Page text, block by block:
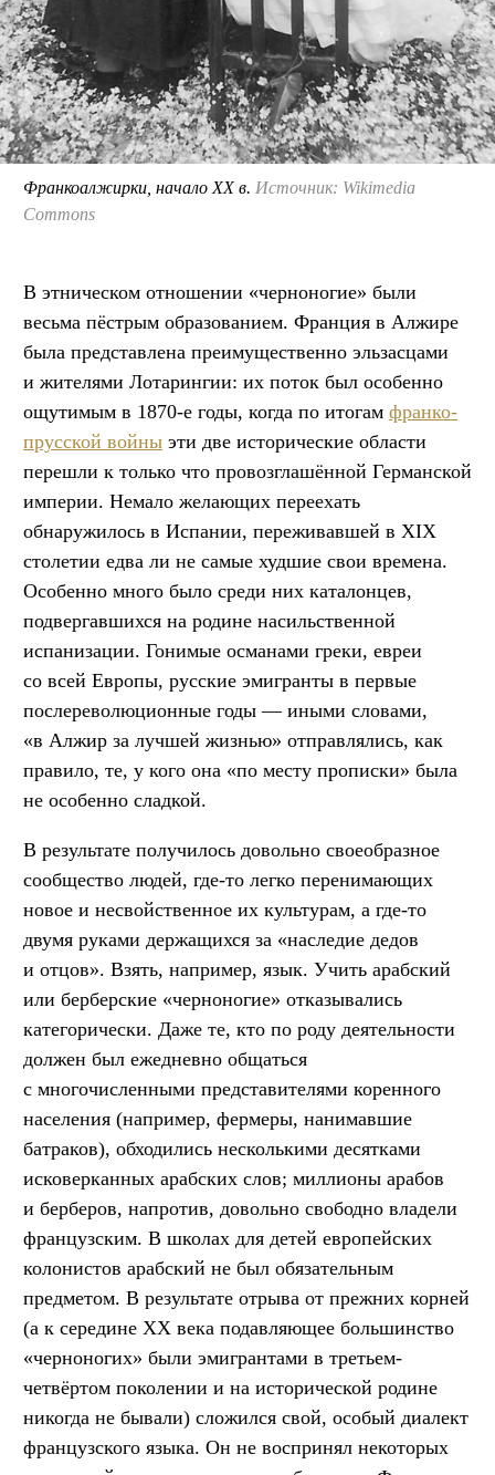
Франкоалжирки, начало XX в. Источник: Wikimedia
Commons
В этническом отношении «черноногие» были
весьма пёстрым образованием. Франция в Алжире
была представлена преимущественно эльзасцами
и жителями Лотарингии: их поток был особенно
ощутимым в 1870-е годы, когда по итогам франко-
прусской войны эти две исторические области
перешли к только что провозглашённой Германской
империи. Немало желающих переехать
обнаружилось в Испании, переживавшей в XIX
столетии едва ли не самые худшие свои времена.
Особенно много было среди них каталонцев,
подвергавшихся на родине насильственной
испанизации. Гонимые османами греки, евреи
со всей Европы, русские эмигранты в первые
послереволюционные годы — иными словами,
«в Алжир за лучшей жизнью» отправлялись, как
правило, те, у кого она «по месту прописки» была
не особенно сладкой.
В результате получилось довольно своеобразное
сообщество людей, где-то легко перенимающих
новое и несвойственное их культурам, а где-то
двумя руками держащихся за «наследие дедов
и отцов». Взять, например, язык. Учить арабский
или берберские «черноногие» отказывались
категорически. Даже те, кто по роду деятельности
должен был ежедневно общаться
с многочисленными представителями коренного
населения (например, фермеры, нанимавшие
батраков), обходились несколькими десятками
исковерканных арабских слов; миллионы арабов
и берберов, напротив, довольно свободно владели
французским. В школах для детей европейских
колонистов арабский не был обязательным
предметом. В результате отрыва от прежних корней
(а к середине XX века подавляющее большинство
«черноногих» были эмигрантами в третьем-
четвёртом поколении и на исторической родине
никогда не бывали) сложился свой, особый диалект
французского языка. Он не воспринял некоторых